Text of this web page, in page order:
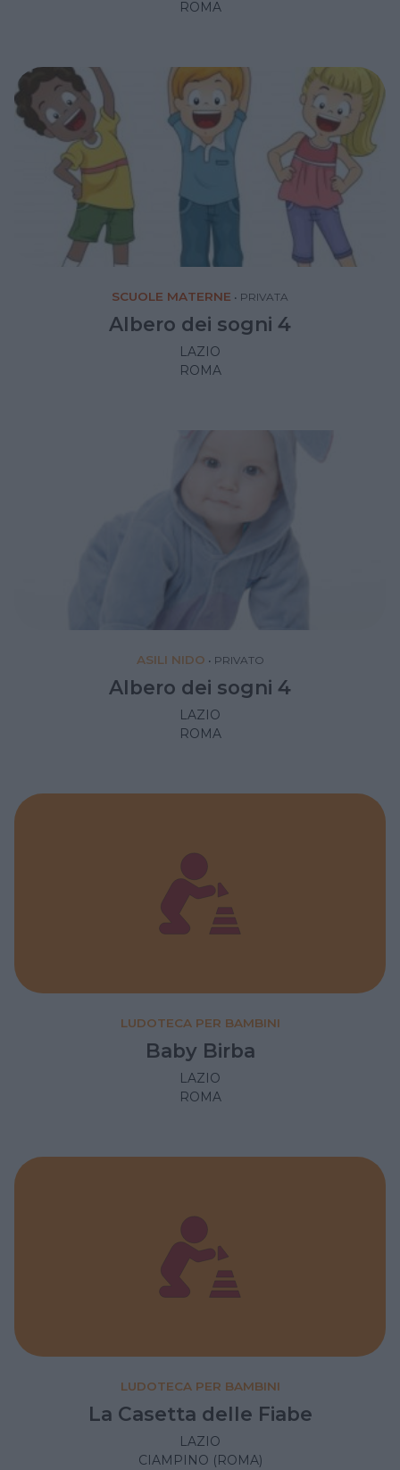
ROMA
SCUOLE MATERNE • PRIVATA
Albero dei sogni 4
LAZIO
ROMA
ASILI NIDO • PRIVATO
Albero dei sogni 4
LAZIO
ROMA
LUDOTECA PER BAMBINI
Baby Birba
LAZIO
ROMA
LUDOTECA PER BAMBINI
La Casetta delle Fiabe
LAZIO
CIAMPINO (ROMA)